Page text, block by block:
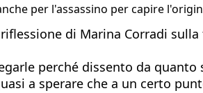
per l'assassino per capire
di Marina Corradi
perché dissento da quanto
a sperare che a un certo